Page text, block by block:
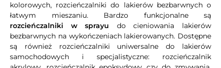
kolorowych, rozcieńczalniki do lakierów bezbarwnych o
łatwym mieszaniu. Bardzo funkcjonalne są
rozcieńczalniki w sprayu do cieniowania lakierów
bezbarwnych na wykończeniach lakierowanych. Dostępne
są również rozcieńczalniki uniwersalne do lakierów
samochodowych i specjalistyczne: rozcieńczalnik